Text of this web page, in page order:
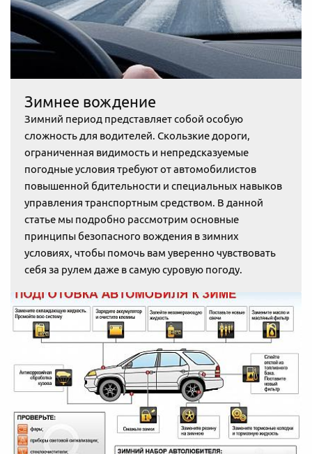
Зимнее вождение
Зимний период представляет собой особую
сложность для водителей. Скользкие дороги,
ограниченная видимость и непредсказуемые
погодные условия требуют от автомобилистов
повышенной бдительности и специальных навыков
управления транспортным средством. В данной
статье мы подробно рассмотрим основные
принципы безопасного вождения в зимних
условиях, чтобы помочь вам уверенно чувствовать
себя за рулем даже в самую суровую погоду.